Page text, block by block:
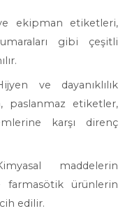
ekipman etiketleri,
gibi çeşitli
ve dayanıklılık
paslanmaz etiketler,
karşı direnç
maddelerin
farmasötik ürünlerin
edilir.